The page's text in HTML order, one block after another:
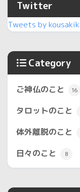
Twitter
Tweets by
Category
ご神仏のこと 16
タロットのこと
体外離脱のこと
日々のこと 8